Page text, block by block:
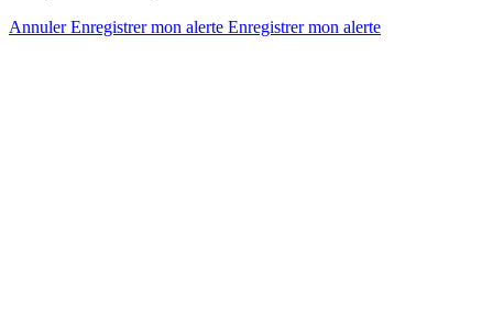
AnnulerEnregistrer mon alerte Enregistrermon alerte